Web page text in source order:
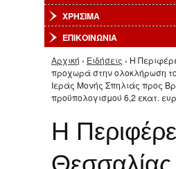
ΧΡΗΣΙΜΑ
ΕΠΙΚΟΙΝΩΝΙΑ
Είστε εδώ
Αρχική › Ειδήσεις › Η
προχωρά στην ολοκλήρωση
Ιεράς Μονής Σπηλιάς προς
προϋπολογισμού 6,2 εκατ.
Η